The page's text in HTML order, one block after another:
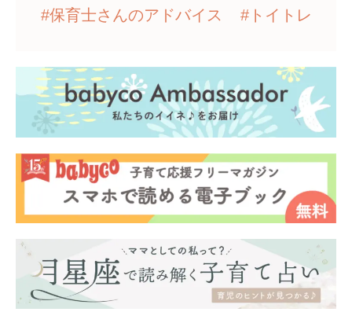
#保育士さんのアドバイス #トイトレ